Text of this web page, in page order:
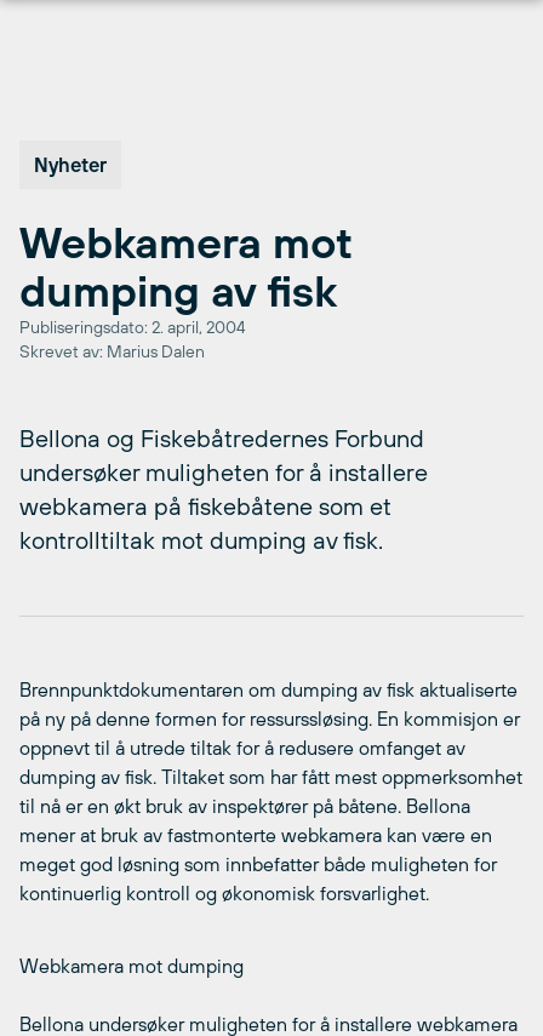
Nyheter
Webkamera mot
dumping av fisk
Publiseringsdato: 2. april, 2004
Skrevet av: Marius Dalen
Bellona og Fiskebåtredernes Forbund
undersøker muligheten for å installere
webkamera på fiskebåtene som et
kontrolltiltak mot dumping av fisk.
Brennpunktdokumentaren om dumping av fisk aktualiserte
på ny på denne formen for ressurssløsing. En kommisjon er
oppnevt til å utrede tiltak for å redusere omfanget av
dumping av fisk. Tiltaket som har fått mest oppmerksomhet
til nå er en økt bruk av inspektører på båtene. Bellona
mener at bruk av fastmonterte webkamera kan være en
meget god løsning som innbefatter både muligheten for
kontinuerlig kontroll og økonomisk forsvarlighet.
Webkamera mot dumping
Bellona undersøker muligheten for å installere webkamera